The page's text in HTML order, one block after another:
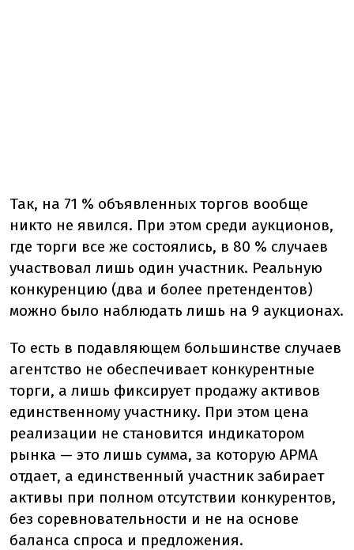
Так, на 71 % объявленных торгов вообще
никто не явился. При этом среди аукционов,
где торги все же состоялись, в 80 % случаев
участвовал лишь один участник. Реальную
конкуренцию (два и более претендентов)
можно было наблюдать лишь на 9 аукционах.
То есть в подавляющем большинстве случаев
агентство не обеспечивает конкурентные
торги, а лишь фиксирует продажу активов
единственному участнику. При этом цена
реализации не становится индикатором
рынка — это лишь сумма, за которую АРМА
отдает, а единственный участник забирает
активы при полном отсутствии конкурентов,
без соревновательности и не на основе
баланса спроса и предложения.